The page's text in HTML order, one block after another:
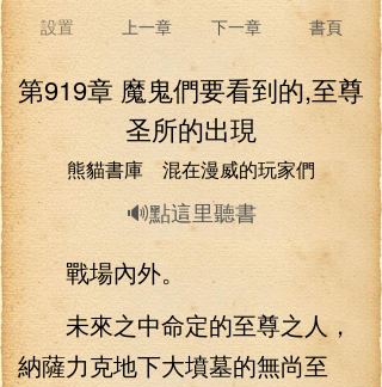
設置 上一章 下一章 書頁
第919章 魔鬼們要看到的,至尊
圣所的出現
熊貓書庫 混在漫威的玩家們
🔊點這里聽書
戰場內外。
未來之中命定的至尊之人，
納薩力克地下大墳墓的無尚至